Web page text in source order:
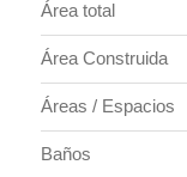
Área total
Área Construida
Áreas / Espacios
Baños